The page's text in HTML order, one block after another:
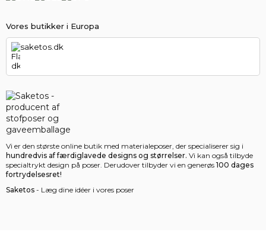
Vi er den største online butik med materialeposer, der specialiserer sig i
hundredvis af færdiglavede designs og størrelser. Vi kan også tilbyde
specialtrykt design på poser. Derudover tilbyder vi en generøs 100 dages
fortrydelsesret!
Saketos - Læg dine idéer i vores poser
Vores butikker i Europa
saketos.dk